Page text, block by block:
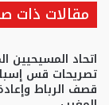
مقالات ذات
اتحاد المسيحيين
تصريحات قس
قصف الرباط